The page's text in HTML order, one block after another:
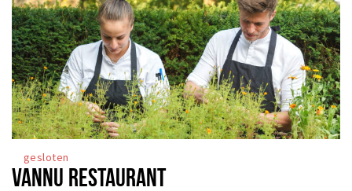
gesloten
VANNU RESTAURANT